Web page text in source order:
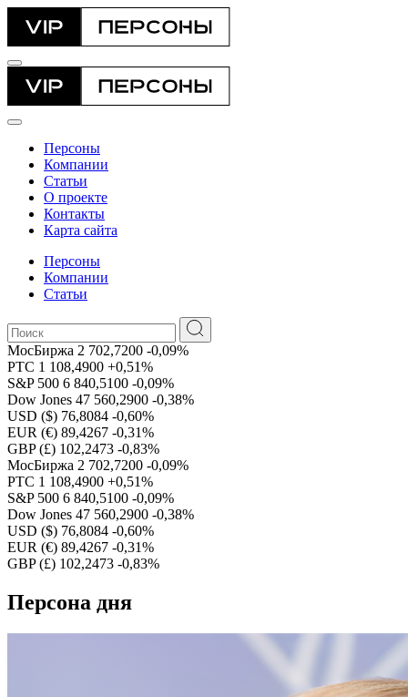
Персоны
Компании
Статьи
О проекте
Контакты
Карта сайта
Персоны
Компании
Статьи
МосБиржа 2 702,7200 -0,09%
РТС 1 108,4900 +0,51%
S&P 500 6 840,5100 -0,09%
Dow Jones 47 560,2900 -0,38%
USD ($) 76,8084 -0,60%
EUR (€) 89,4267 -0,31%
GBP (£) 102,2473 -0,83%
МосБиржа 2 702,7200 -0,09%
РТС 1 108,4900 +0,51%
S&P 500 6 840,5100 -0,09%
Dow Jones 47 560,2900 -0,38%
USD ($) 76,8084 -0,60%
EUR (€) 89,4267 -0,31%
GBP (£) 102,2473 -0,83%
Персона дня